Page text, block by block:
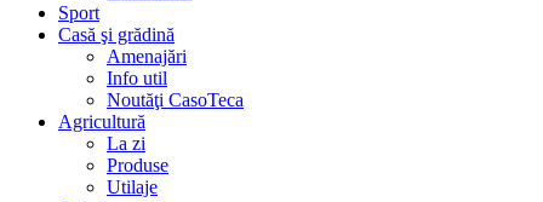
Sport
Casă şi grădină
Amenajări
Info util
Noutăţi CasoTeca
Agricultură
La zi
Produse
Utilaje